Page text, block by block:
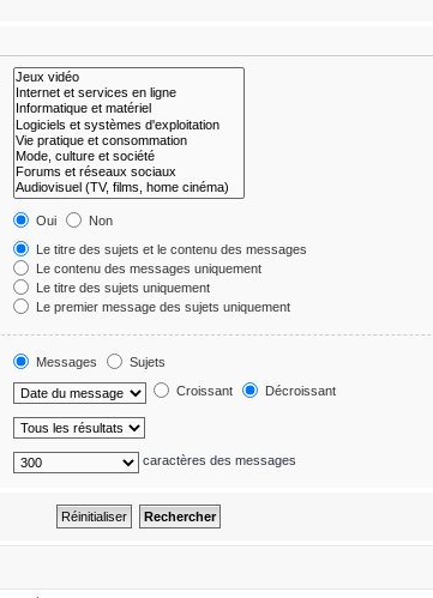
Oui
Non
Le titre des sujets et le contenu des messages
Le contenu des messages uniquement
Le titre des sujets uniquement
Le premier message des sujets uniquement
Messages
Sujets
Croissant Décroissant
caractères des messages